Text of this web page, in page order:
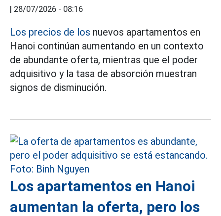
| 28/07/2026 - 08:16
Los precios de los nuevos apartamentos en
Hanoi continúan aumentando en un contexto
de abundante oferta, mientras que el poder
adquisitivo y la tasa de absorción muestran
signos de disminución.
Los apartamentos en Hanoi
aumentan la oferta, pero los